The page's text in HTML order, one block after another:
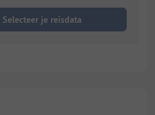
Selecteer je reisdata